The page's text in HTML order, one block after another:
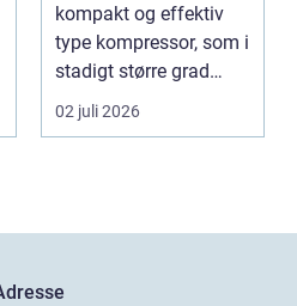
kompakt og effektiv
type kompressor, som i
stadigt større grad
vælges til an...
02 juli 2026